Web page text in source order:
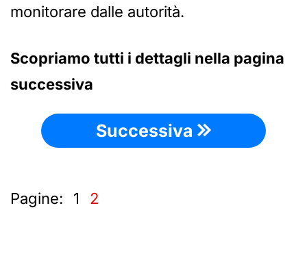
monitorare dalle autorità.
Scopriamo tutti i dettagli nella pagina
successiva
Successiva
Pagine: 1 2